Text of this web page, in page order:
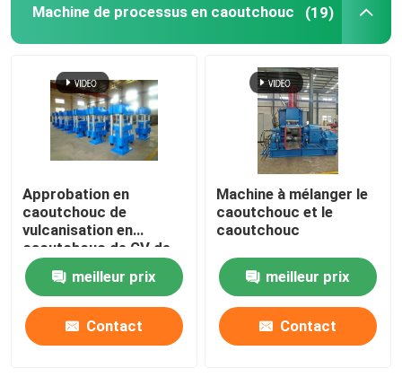
Machine en caoutchouc de calendrier
extrudeuse à double vis
Système de pesage automatique circulaire pour
Système de pesage automatique de petits matériaux
Machine de processus en caoutchouc (19)
Approbation en
caoutchouc de
vulcanisation en
caoutchouc de GV de
Toy Making Machine de
presse de PLC
meilleur prix
Contact
Machine à mélanger le
caoutchouc et le
caoutchouc
meilleur prix
Contact